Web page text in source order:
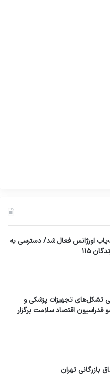
اورژانس فعال شد/ دسترسی به
۱۱۵
تشکل‌های تجهیزات پزشکی و
فدراسیون اقتصاد سلامت برگزار
بازرگانی تهران